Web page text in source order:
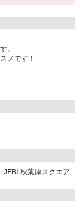
。
メです！
20 三共堺東ビル 4F
秋葉原スクエア